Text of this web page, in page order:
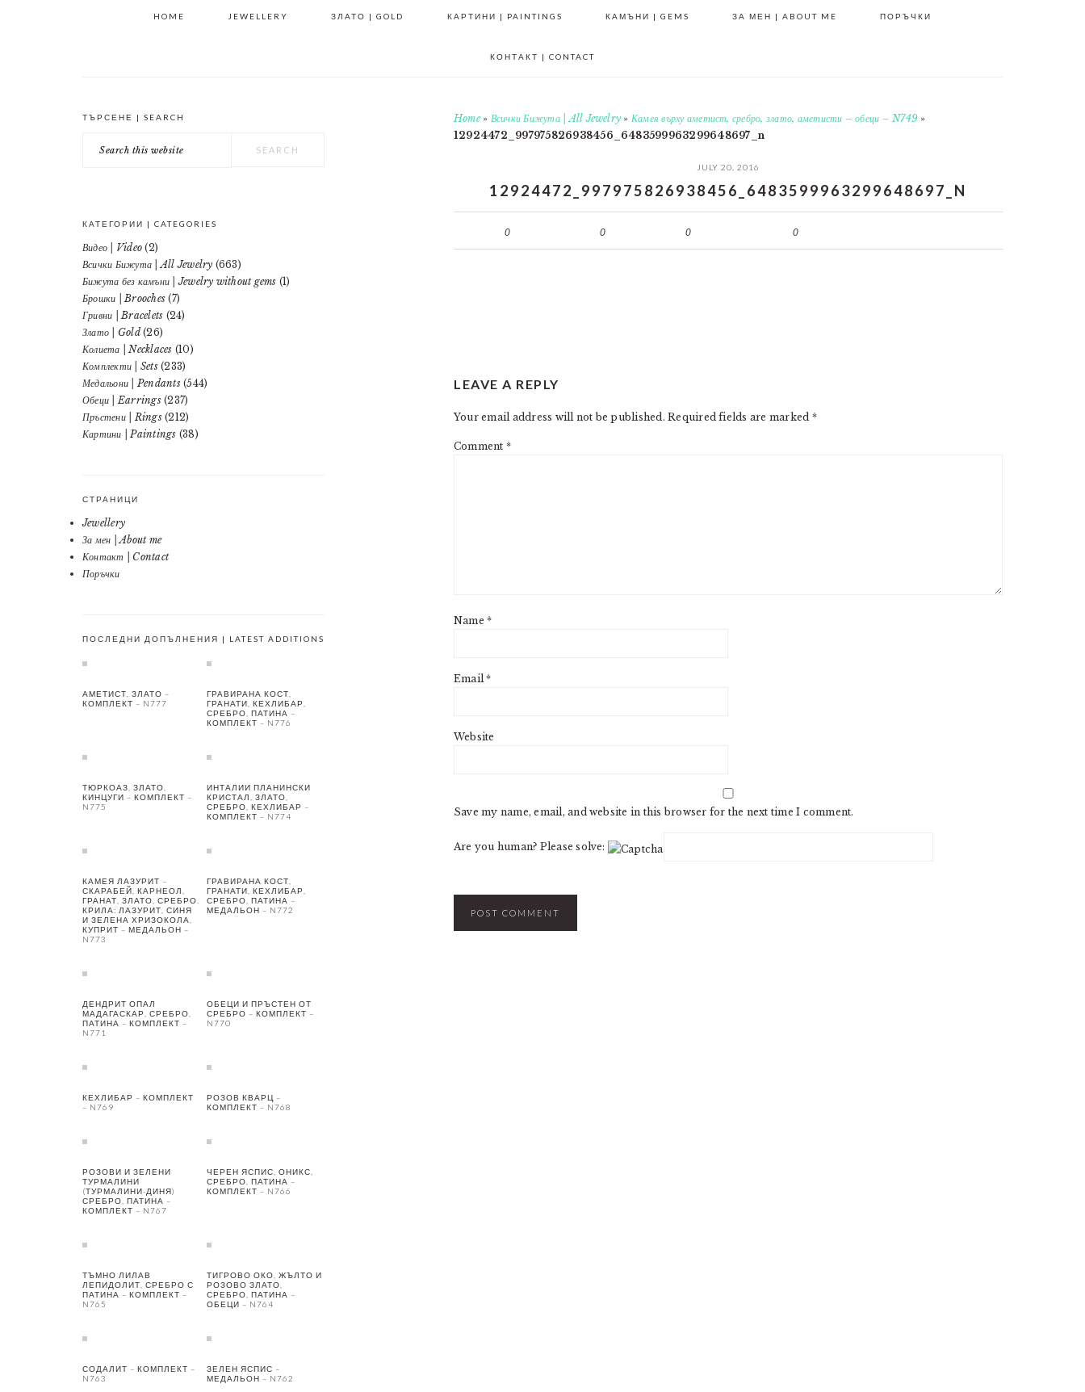
HOME JEWELLERY ЗЛАТО | GOLD КАРТИНИ | PAINTINGS КАМЪНИ | GEMS ЗА МЕН | ABOUT ME ПОРЪЧКИ
КОНТАКТ | CONTACT
Home» Всички Бижута | All Jewelry » Камея върху аметист, сребро, злато, аметисти – обеци – N749 »
12924472_997975826938456_6483599963299648697_n
JULY 20, 2016
12924472_997975826938456_6483599963299648697_N
0 0 0 0
INTERACTIONS
LEAVE A REPLY
Your email address will not be published. Required fields are marked *
Comment *
Name*
Email*
Website
Save my name, email, and website in this browser for the next time I comment.
Are you human? Please solve:
PRIMARY
SIDEBAR
ТЪРСЕНЕ | SEARCH
this
КАТЕГОРИИ | CATEGORIES
Видео | Video (2)
Всички Бижута | All Jewelry (663)
Бижута без камъни | Jewelry without gems (1)
Брошки | Brooches (7)
Гривни | Bracelets (24)
Злато | Gold(26)
Колиета | Necklaces (10)
Комплекти | Sets(233)
Медальони | Pendants(544)
Обеци | Earrings(237)
Пръстени | Rings(212)
Картини | Paintings (38)
СТРАНИЦИ
Jewellery
За мен | About me
Контакт | Contact
Поръчки
ПОСЛЕДНИ ДОПЪЛНЕНИЯ | LATEST ADDITIONS
АМЕТИСТ, ЗЛАТО –
КОМПЛЕКТ – N777
ГРАВИРАНА КОСТ,
ГРАНАТИ, КЕХЛИБАР,
СРЕБРО, ПАТИНА –
КОМПЛЕКТ – N776
ТЮРКОАЗ, ЗЛАТО,
КИНЦУГИ – КОМПЛЕКТ –
N775
ИНТАЛИИ ПЛАНИНСКИ
КРИСТАЛ, ЗЛАТО,
СРЕБРО, КЕХЛИБАР –
КОМПЛЕКТ – N774
КАМЕЯ ЛАЗУРИТ –
СКАРАБЕЙ, КАРНЕОЛ,
ГРАНАТ, ЗЛАТО, СРЕБРО.
КРИЛА: ЛАЗУРИТ, СИНЯ
И ЗЕЛЕНА ХРИЗОКОЛА,
КУПРИТ – МЕДАЛЬОН –
N773
ГРАВИРАНА КОСТ,
ГРАНАТИ, КЕХЛИБАР,
СРЕБРО, ПАТИНА –
МЕДАЛЬОН – N772
ДЕНДРИТ ОПАЛ
МАДАГАСКАР, СРЕБРО,
ПАТИНА – КОМПЛЕКТ –
N771
ОБЕЦИ И ПРЪСТЕН ОТ
СРЕБРО – КОМПЛЕКТ –
N770
КЕХЛИБАР – КОМПЛЕКТ
– N769
РОЗОВ КВАРЦ –
КОМПЛЕКТ – N768
РОЗОВИ И ЗЕЛЕНИ
ТУРМАЛИНИ
(ТУРМАЛИНИ-ДИНЯ)
СРЕБРО, ПАТИНА –
КОМПЛЕКТ – N767
ЧЕРЕН ЯСПИС, ОНИКС,
СРЕБРО, ПАТИНА –
КОМПЛЕКТ – N766
ТЪМНО ЛИЛАВ
ЛЕПИДОЛИТ, СРЕБРО С
ПАТИНА – КОМПЛЕКТ –
N765
ТИГРОВО ОКО, ЖЪЛТО И
РОЗОВО ЗЛАТО,
СРЕБРО, ПАТИНА –
ОБЕЦИ – N764
СОДАЛИТ – КОМПЛЕКТ –
N763
ЗЕЛЕН ЯСПИС –
МЕДАЛЬОН – N762